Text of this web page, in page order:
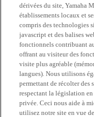
dérivées du site, Yamaha
établissements locaux et
compris des technologies
javascript et des balises
fonctionnels contribuant
offrant au visiteur des
visite plus agréable
langues). Nous utilisons
permettant de récolter
respectant la législation
privée. Ceci nous aide à
utilisez notre site en vue